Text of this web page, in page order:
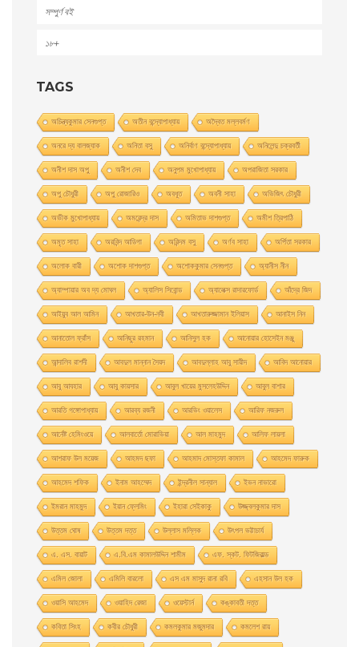
সম্পুর্ণ বই
১৮+
TAGS
অচিন্ত্যকুমার সেনগুপ্ত অতীন বন্দ্যোপাধ্যায় অদ্বৈত মল্লবর্মণ
অনরে দ্য বালজ্যাক অনিতা বসু অনির্বাণ বন্দ্যোপাধ্যায় অনিলেন্দু চক্রবর্তী
অনীশ দাস অপু অনীশ দেব অনুপম মুখোপাধ্যায় অপরাজিতা সরকার
অপু চৌধুরী অপু রােজারিও অবধূত অবনী সাহা অভিজিৎ চৌধুরী
অভীক মুখোপাধ্যায় অমরেন্দ্র দাস অমিতাভ দাশগুপ্ত অমীশ ত্রিপাঠি
অমৃত সাহা অরবিন্দ আডিগা অরিন্দম বসু অর্ণব সাহা অর্পিতা সরকার
অলোক বারী অশােক দাশগুপ্ত অশোককুমার সেনগুপ্ত অ্যানীস নীন
অ্যাম্পায়ার অব দ্য মােঘল অ্যালিস সিবােন্ড অ্যালেক্স রাদারফোর্ড আঁদ্রে জিদ
আইয়ুব আল আমিন আখতার-উন-নবী আখতারুজ্জামান ইলিয়াস আনাইস নিন
আনাতােল ফ্রাঁস আনিছুর রহমান আনিসুল হক আনোয়ার হোসেইন মঞ্জু
আন্দালিব রাশদী আবদুল মান্নান সৈয়দ আবদুল্লাহ আবু সায়ীদ আবিদ আনোয়ার
আবু আযহার আবু কায়সার আবুল খায়ের মুসলেহউদ্দিন আবুল বাশার
আরতি গঙ্গোপাধ্যায় আরব্য রজনী আরভিং ওয়ালেস আরিফ নজরুল
আর্নেষ্ট হেমিংওয়ে আলবার্তো মােরাভিয়া আল মাহমুদ আলিফ লায়লা
আশরাফ উল ময়েজ আহমদ ছফা আহমাদ মোস্তফা কামাল আহমেদ ফারুক
আহমেদ শফিক ইনাম আহম্মেদ ইন্দ্রনীল সান্যাল ইভন নাভারাে
ইমরান মাহমুদ ইয়ান ফ্লেমিং ইহারা সেইকাকু উজ্জ্বলকুমার দাস
উত্তম ঘােষ উত্তম দত্ত উল্লাস মল্লিক উৎপল ভট্টাচার্য
এ. এস. বায়াট এ.বি.এম কামালউদ্দিন শামীম এফ. স্কট. ফিটজিরাল্ড
এমিল জোলা এমিলি বারলো এস এম মাসুদ রানা রবি এহসান উল হক
ওয়াসি আহমেদ ওয়াহিদ রেজা ওয়েস্টার্ন কঙ্কাবতী দত্ত
কবিতা সিংহ কবীর চৌধুরী কমলকুমার মজুমদার কমলেশ রায়